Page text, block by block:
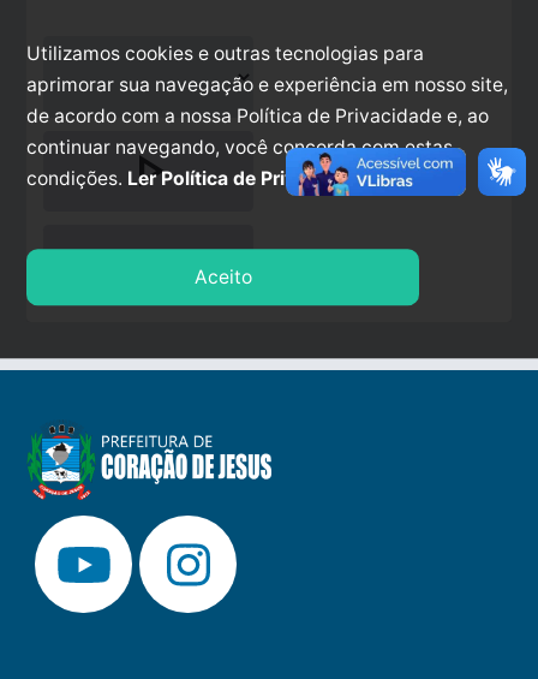
play_arrow
stop
Utilizamos cookies e outras tecnologias para
aprimorar sua navegação e experiência em nosso site,
de acordo com a nossa Política de Privacidade e, ao
continuar navegando, você concorda com estas
condições. Ler Política de Privacidade.
Aceito